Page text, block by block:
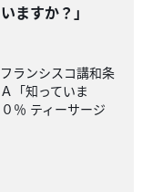
ますか？」
ランシスコ講和条
「知っていま
ティーサージ